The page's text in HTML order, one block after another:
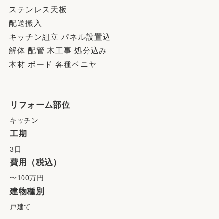
ステンレス天板
配送搬入
キッチン組立 パネル設置込
解体 配管 木工事 処分込み
木材 ボード 各種ベニヤ
リフォーム部位
キッチン
工期
3日
費用（税込）
〜100万円
建物種別
戸建て